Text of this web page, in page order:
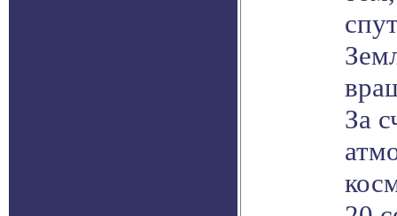
За